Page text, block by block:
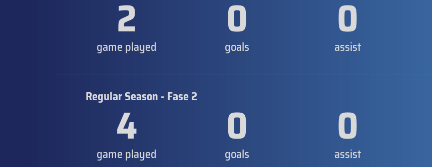
2
game played 0
goals 0
assist
Regular Season - Fase 2
4
game played 0
goals 0
assist